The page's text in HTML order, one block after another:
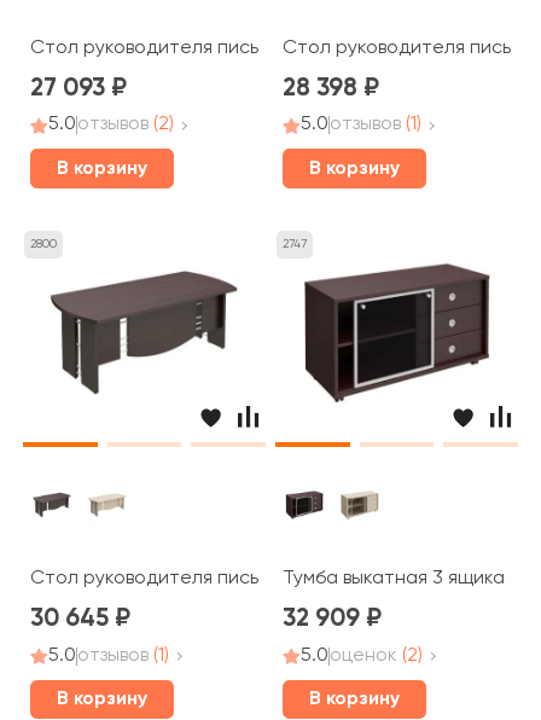
Стол руководителя письменный 160x80x75 Born
27 093
5.0отзывов (2)
В корзину
Стол руководителя
28 398
5.0отзывов (1)
В корзину
2800
Стол руководителя письменный 200x90x75 Born
30 645
5.0отзывов (1)
В корзину
2747
Тумба выкатная 3 ящика
32 909
5.0оценок (2)
В корзину